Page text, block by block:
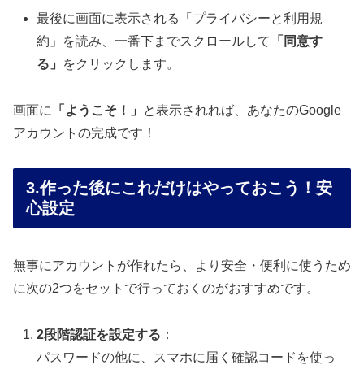
最後に画面に表示される「プライバシーと利用規
約」を読み、一番下までスクロールして
「同意す
る」
をクリックします。
画面に 「ようこそ！」
と表示されれば、あなたのGoogle
アカウントの完成です！
3.作った後にこれだけはやっておこう！安
心設定
無事にアカウントが作れたら、より安全・便利に使うため
に次の2つをセットで行っておくのがおすすめです。
2段階認証を設定する ：
パスワードの他に、スマホに届く確認コードを使っ